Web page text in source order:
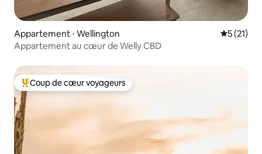
Appartement ⋅ Wellington
5 (21)
Appartement au cœur de Welly CBD
Coups de cœur voyageurs les plus appréciés
Coup de cœur voyageurs